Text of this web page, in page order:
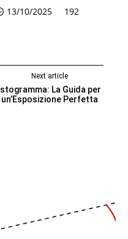
13/10/2025 192
Next article
Istogramma: La Guida per
un’Esposizione Perfetta